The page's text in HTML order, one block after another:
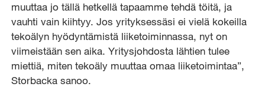
muuttaa jo tällä hetkellä tapaamme tehdä töitä, ja
vauhti vain kiihtyy. Jos yrityksessäsi ei vielä kokeilla
tekoälyn hyödyntämistä liiketoiminnassa, nyt on
viimeistään sen aika. Yritysjohdosta lähtien tulee
miettiä, miten tekoäly muuttaa omaa liiketoimintaa”,
Storbacka sanoo.